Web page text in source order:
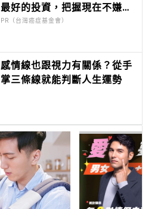
最好的投資，把握現在不嫌
晚！
PR（台灣癌症基金會）
感情線也跟視力有關係？從手
掌三條線就能判斷人生運勢